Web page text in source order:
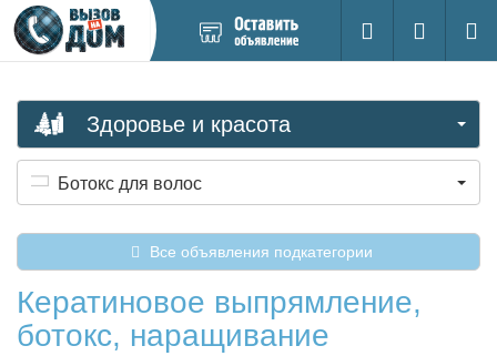
новое
Поиск
Вход на
Здоровье и красота
Ботокс для волос
Все объявления подкатегории
Кератиновое выпрямление,
ботокс, наращивание